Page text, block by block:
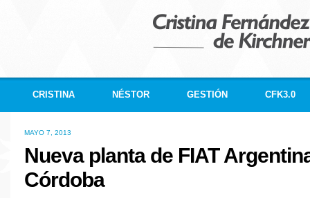
CRISTINA NÉSTOR GESTIÓN CFK3.0
MAYO 7, 2013
Nueva planta de FIAT
Córdoba